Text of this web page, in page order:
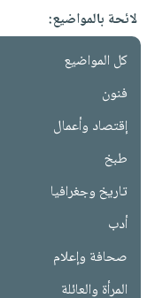
لائحة بالمواضيع:
كل المواضيع
فنون
إقتصاد وأعمال
طبخ
تاريخ وجغرافيا
أدب
صحافة وإعلام
المرأة والعائلة